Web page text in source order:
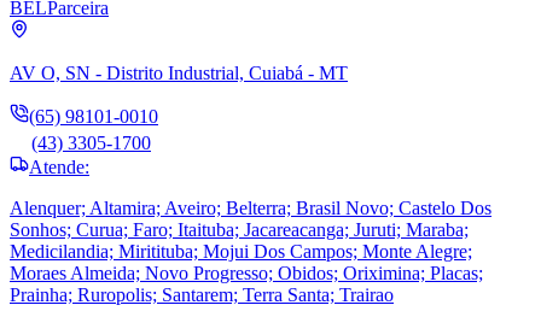
BELParceira
AV O, SN - Distrito Industrial, Cuiabá - MT
(65) 98101-0010
(43) 3305-1700
Atende:
Alenquer; Altamira; Aveiro; Belterra; Brasil Novo; Castelo Dos
Sonhos; Curua; Faro; Itaituba; Jacareacanga; Juruti; Maraba;
Medicilandia; Miritituba; Mojui Dos Campos; Monte Alegre;
Moraes Almeida; Novo Progresso; Obidos; Oriximina; Placas;
Prainha; Ruropolis; Santarem; Terra Santa; Trairao